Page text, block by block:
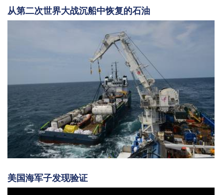
从第二次世界大战沉船中恢复的石油
美国海军子发现验证